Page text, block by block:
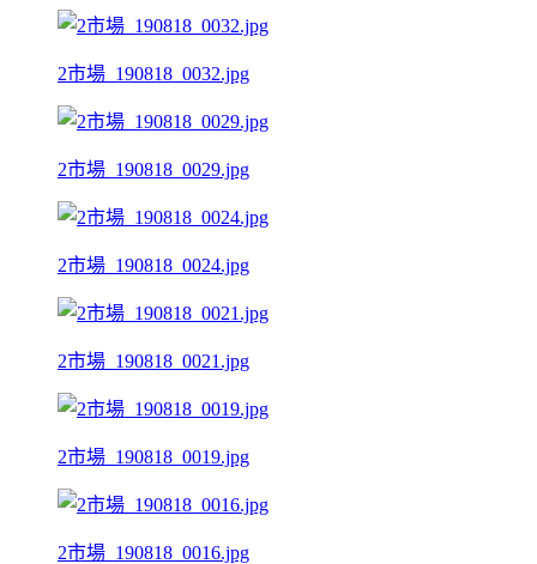
2市場_190818_0032.jpg
2市場_190818_0029.jpg
2市場_190818_0024.jpg
2市場_190818_0021.jpg
2市場_190818_0019.jpg
2市場_190818_0016.jpg